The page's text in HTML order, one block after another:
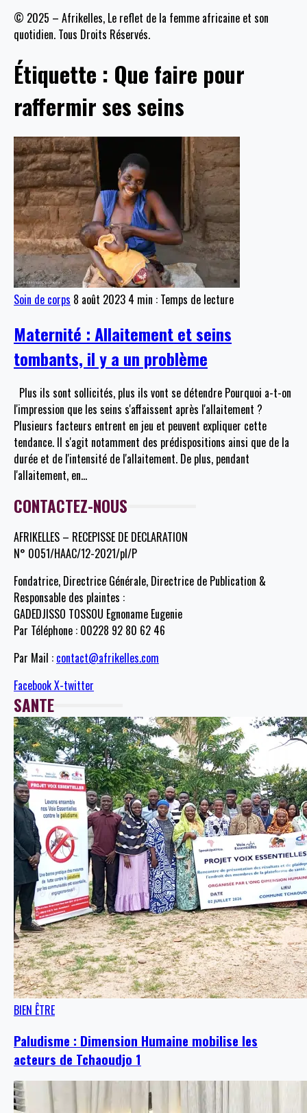
© 2025 – Afrikelles, Le reflet de la femme africaine et son
quotidien. Tous Droits Réservés.
Étiquette : Que faire pour
raffermir ses seins
Soin de corps 8 août 2023 4 min : Temps de lecture
Maternité : Allaitement et seins
tombants, il y a un problème
Plus ils sont sollicités, plus ils vont se détendre Pourquoi a-t-on
l'impression que les seins s'affaissent après l'allaitement ?
Plusieurs facteurs entrent en jeu et peuvent expliquer cette
tendance. Il s'agit notamment des prédispositions ainsi que de la
durée et de l'intensité de l'allaitement. De plus, pendant
l'allaitement, en…
CONTACTEZ-NOUS
AFRIKELLES – RECEPISSE DE DECLARATION
N° 0051/HAAC/12-2021/pl/P
Fondatrice, Directrice Générale, Directrice de Publication &
Responsable des plaintes :
GADEDJISSO TOSSOU Egnoname Eugenie
Par Téléphone : 00228 92 80 62 46
Par Mail : contact@afrikelles.com
FacebookX-twitter
SANTE
BIEN ÊTRE
Paludisme : Dimension Humaine mobilise les
acteurs de Tchaoudjo 1